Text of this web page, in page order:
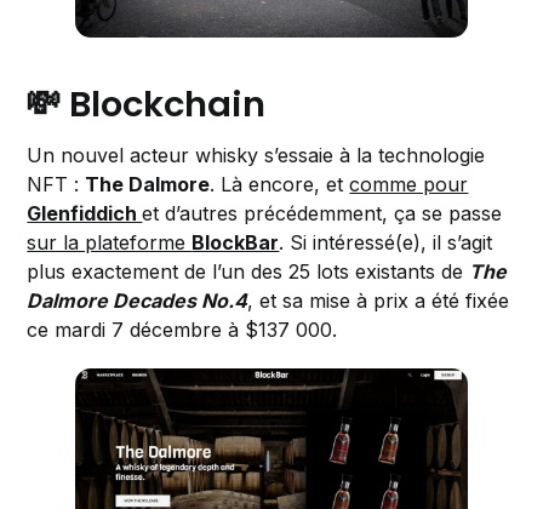
💸 Blockchain
Un nouvel acteur whisky s’essaie à la technologie
NFT : The Dalmore. Là encore, etcomme pour
Glenfiddichet d’autres précédemment, ça se passe
sur la plateforme BlockBar. Si intéressé(e), il s’agit
plus exactement de l’un des 25 lots existants de The
Dalmore Decades No.4, et sa mise à prix a été fixée
ce mardi 7 décembre à $137 000.